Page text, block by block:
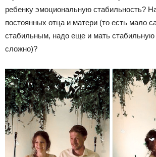
ребенку эмоциональную стабильность?
постоянных отца и матери (то есть мало
стабильным, надо еще и мать стабильную
сложно)?